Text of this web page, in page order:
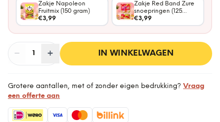
Zakje Napoleon
Fruitmix (150 gram)
€3,99
Zakje Red Band Zure
snoepringen (125
gram)
€3,99
− Aantal
1 + IN WINKELWAGEN
Grotere aantallen, met of zonder eigen bedrukking? Vraag
een offerte aan